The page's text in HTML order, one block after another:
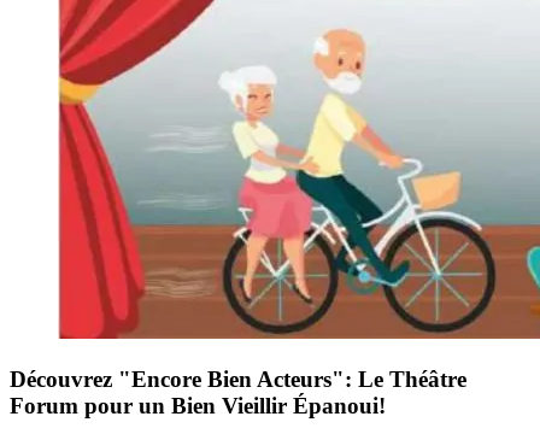
Découvrez "Encore Bien Acteurs": Le Théâtre
Forum pour un Bien Vieillir Épanoui!